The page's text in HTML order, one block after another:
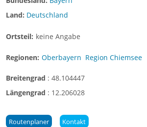
Land: Deutschland
Ortsteil: keine Angabe
Regionen: Oberbayern Region Chiemsee
Breitengrad : 48.104447
Längengrad : 12.206028
Routenplaner Kontakt